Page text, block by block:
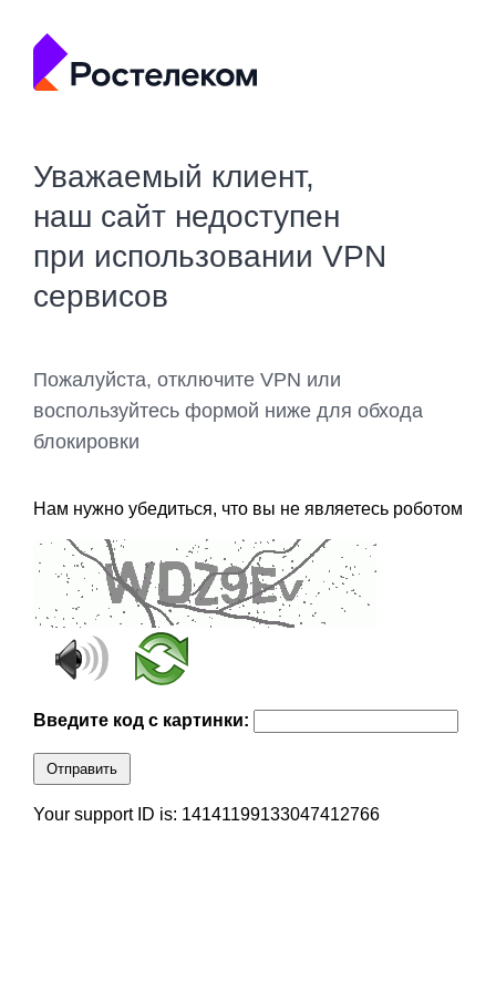
Уважаемый клиент,
наш сайт недоступен
при использовании VPN
сервисов
Пожалуйста, отключите VPN или
воспользуйтесь формой ниже для обхода
блокировки
Нам нужно убедиться, что вы не являетесь роботом
Введите код с картинки:
Отправить
Your support ID is: 14141199133047412766